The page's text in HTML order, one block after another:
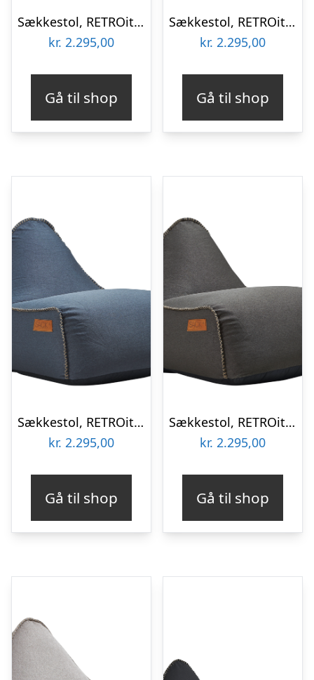
Sækkestol, RETROit Canvas Dark Brown / Black
kr. 2.295,00
Gå til shop
Sækkestol, RETROit Canvas Dark Brown / Sand
kr. 2.295,00
Gå til shop
Sækkestol, RETROit Canvas Petrol
kr. 2.295,00
Gå til shop
Sækkestol, RETROit Canvas Dark Brown
kr. 2.295,00
Gå til shop